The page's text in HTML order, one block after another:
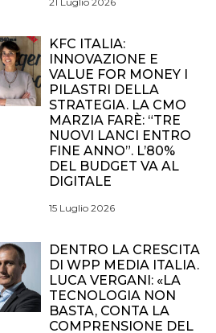
KFC ITALIA:
INNOVAZIONE E
VALUE FOR MONEY I
PILASTRI DELLA
STRATEGIA. LA CMO
MARZIA FARÈ: “TRE
NUOVI LANCI ENTRO
FINE ANNO”. L’80%
DEL BUDGET VA AL
DIGITALE
15 Luglio 2026
DENTRO LA CRESCITA
DI WPP MEDIA ITALIA.
LUCA VERGANI: «LA
TECNOLOGIA NON
BASTA, CONTA LA
COMPRENSIONE DEL